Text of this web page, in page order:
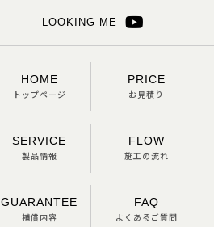
LOOKING ME
HOME
トップページ
PRICE
お見積り
SERVICE
製品情報
FLOW
施工の流れ
GUARANTEE
補償内容
FAQ
よくあるご質問